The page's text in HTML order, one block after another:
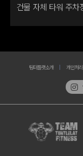
건물 자체 타워 주차
팀터틀랫소개 개인처